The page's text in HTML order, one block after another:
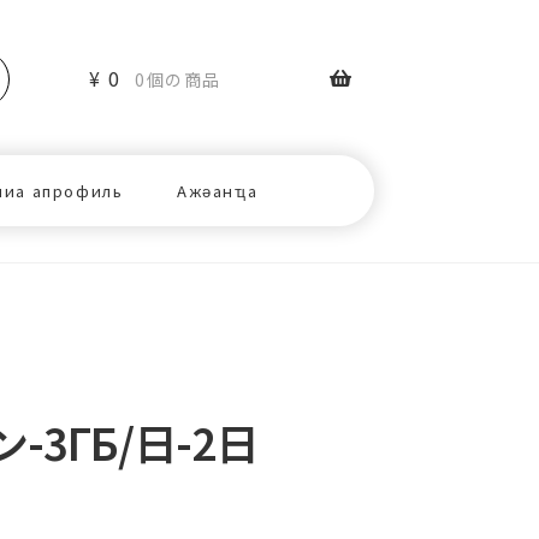
апрофиль Ажәанҵа
¥ 0 0個の商品
-3ГБ/日-2日